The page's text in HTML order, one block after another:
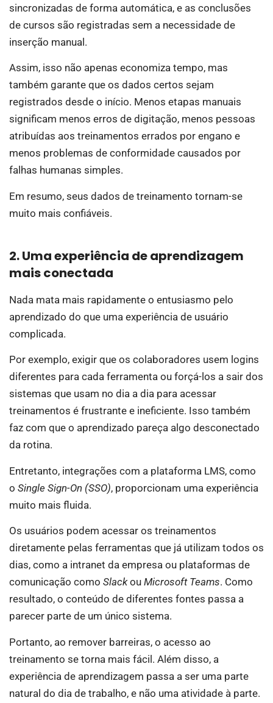
sincronizadas de forma automática, e as conclusões
de cursos são registradas sem a necessidade de
inserção manual.
Assim, isso não apenas economiza tempo, mas
também garante que os dados certos sejam
registrados desde o início. Menos etapas manuais
significam menos erros de digitação, menos pessoas
atribuídas aos treinamentos errados por engano e
menos problemas de conformidade causados por
falhas humanas simples.
Em resumo, seus dados de treinamento tornam-se
muito mais confiáveis.
2. Uma experiência de aprendizagem
mais conectada
Nada mata mais rapidamente o entusiasmo pelo
aprendizado do que uma experiência de usuário
complicada.
Por exemplo, exigir que os colaboradores usem logins
diferentes para cada ferramenta ou forçá-los a sair dos
sistemas que usam no dia a dia para acessar
treinamentos é frustrante e ineficiente. Isso também
faz com que o aprendizado pareça algo desconectado
da rotina.
Entretanto, integrações com a plataforma LMS, como
o Single Sign-On (SSO), proporcionam uma experiência
muito mais fluida.
Os usuários podem acessar os treinamentos
diretamente pelas ferramentas que já utilizam todos os
dias, como a intranet da empresa ou plataformas de
comunicação como Slackou Microsoft Teams. Como
resultado, o conteúdo de diferentes fontes passa a
parecer parte de um único sistema.
Portanto, ao remover barreiras, o acesso ao
treinamento se torna mais fácil. Além disso, a
experiência de aprendizagem passa a ser uma parte
natural do dia de trabalho, e não uma atividade à parte.